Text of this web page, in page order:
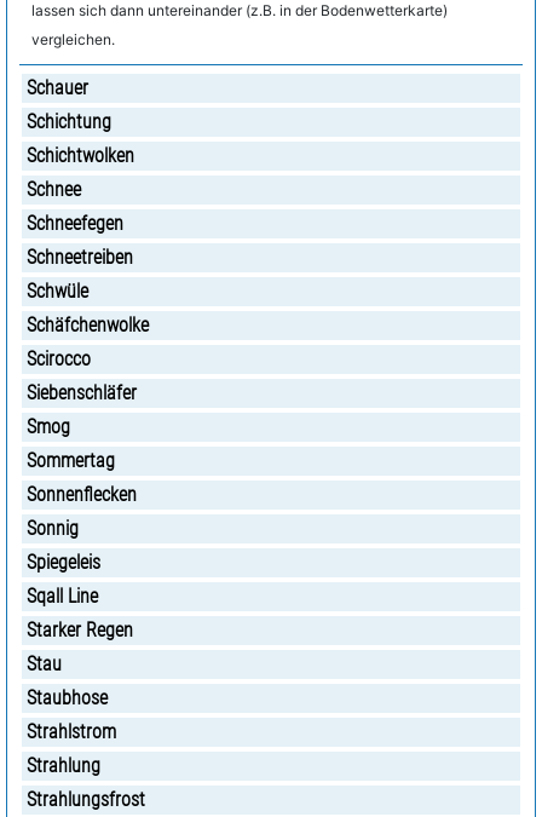
lassen sich dann untereinander (z.B. in der Bodenwetterkarte)
vergleichen.
Schauer
Schichtung
Schichtwolken
Schnee
Schneefegen
Schneetreiben
Schwüle
Schäfchenwolke
Scirocco
Siebenschläfer
Smog
Sommertag
Sonnenflecken
Sonnig
Spiegeleis
Sqall Line
Starker Regen
Stau
Staubhose
Strahlstrom
Strahlung
Strahlungsfrost